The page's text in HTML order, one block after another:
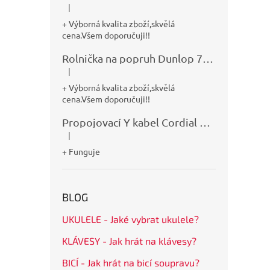
Hodnocení produktu je 5 z 5 hvězdiček.
|
+ Výborná kvalita zboží,skvělá
cena.Všem doporučuji!!
Hodnocení produktu je 5 z 5 hvězdiček.
|
+ Výborná kvalita zboží,skvělá
cena.Všem doporučuji!!
Hodnocení produktu je 5 z 5 hvězdiček.
|
+ Funguje
BLOG
UKULELE - Jaké vybrat ukulele?
KLÁVESY - Jak hrát na klávesy?
BICÍ - Jak hrát na bicí soupravu?